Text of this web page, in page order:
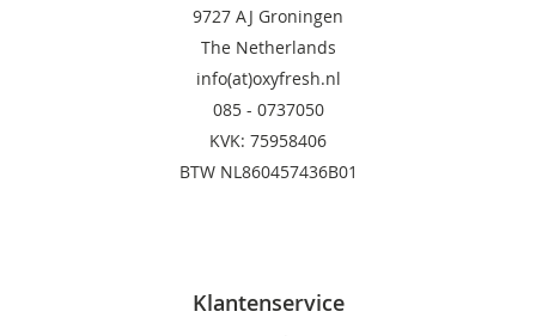
9727 AJ Groningen
The Netherlands
info(at)oxyfresh.nl
085 - 0737050
KVK: 75958406
BTW NL860457436B01
Klantenservice